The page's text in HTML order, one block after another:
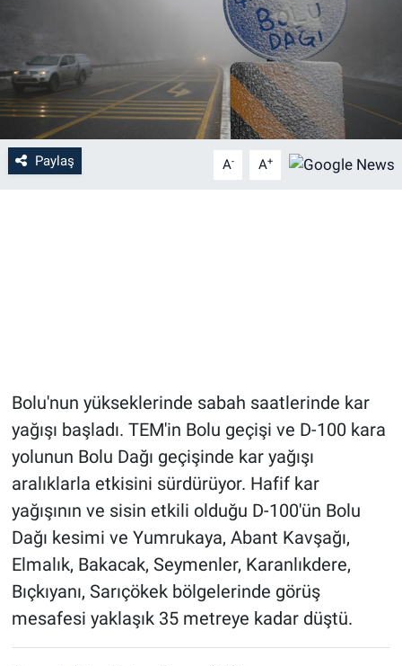
Paylaş A- A+
Bolu'nun yükseklerinde sabah saatlerinde kar
yağışı başladı. TEM'in Bolu geçişi ve D-100 kara
yolunun Bolu Dağı geçişinde kar yağışı
aralıklarla etkisini sürdürüyor. Hafif kar
yağışının ve sisin etkili olduğu D-100'ün Bolu
Dağı kesimi ve Yumrukaya, Abant Kavşağı,
Elmalık, Bakacak, Seymenler, Karanlıkdere,
Bıçkıyanı, Sarıçökek bölgelerinde görüş
mesafesi yaklaşık 35 metreye kadar düştü.